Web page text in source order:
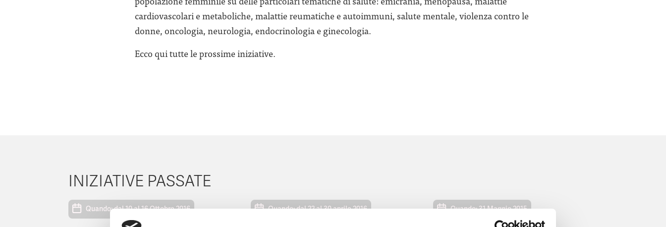
cardiovascolari e metaboliche, malattie reumatiche e autoimmuni, salute mentale, violenza contro le
donne, oncologia, neurologia, endocrinologia e ginecologia.
Ecco qui tutte le prossime iniziative.
INIZIATIVE PASSATE
Quando: dal 10 al 16 Ottobre 2016 Quando: dal 22 al 30 aprile 2016 Quando: 31 Maggio 2015